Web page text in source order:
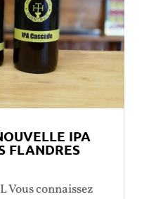
IPA
FLANDRES
Vous connaissez